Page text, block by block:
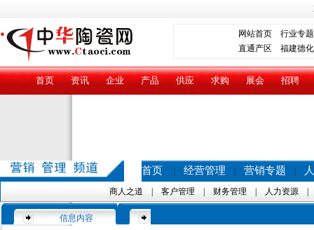
网站首页
行业专题
直通产区 福建德化
首页 资讯 企业 产品 供应 求购 展会 招聘
首页 经营管理 营销专题
商人之道 客户管理 财务管理 人力资源
信息内容